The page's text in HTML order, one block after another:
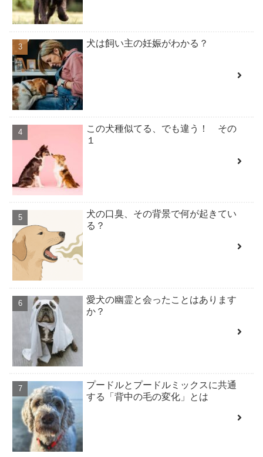
犬は飼い主の妊娠がわかる？
この犬種似てる、でも違う！ その
１
犬の口臭、その背景で何が起きてい
る？
愛犬の幽霊と会ったことはあります
か？
プードルとプードルミックスに共通
する「背中の毛の変化」とは